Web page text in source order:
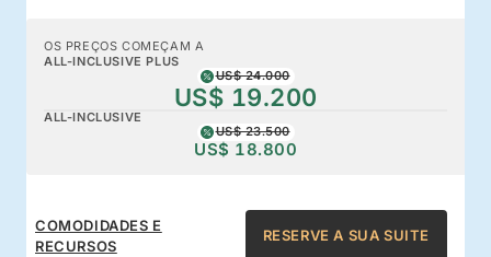
OS PREÇOS COMEÇAM A
ALL-INCLUSIVE PLUS
US$ 24.000
US$ 19.200
ALL-INCLUSIVE
US$ 23.500
US$ 18.800
COMODIDADES E
RECURSOS
RESERVE A SUA SUITE